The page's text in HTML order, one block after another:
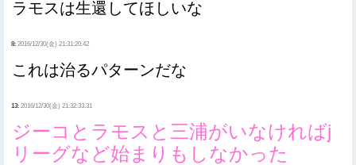
ラモスは生還してほしいな
8: 2016/12/30(金) 21:31:20.42
これは治るパターンだな
13: 2016/12/30(金) 21:32:33.31
ジーコとラモスと三浦がいなければj
リーグなど始まりもしなかった